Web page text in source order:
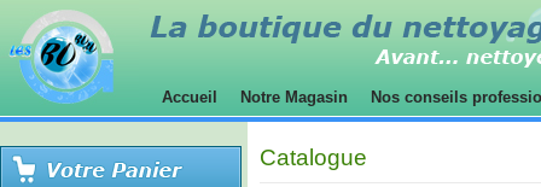
Accueil Notre Magasin Nos conseils
Catalogue